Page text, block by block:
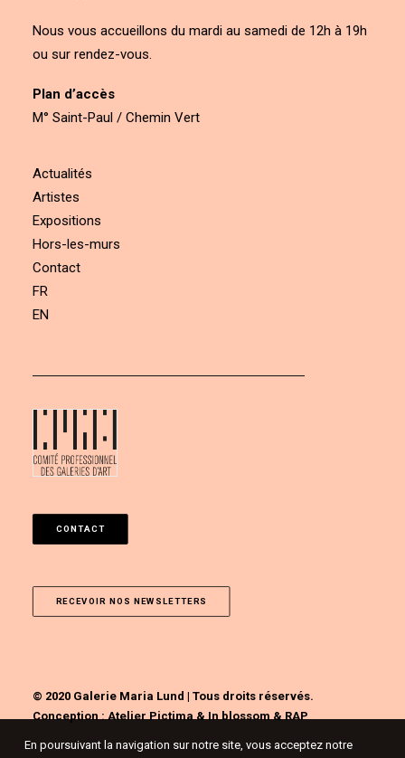
Nous vous accueillons du mardi au samedi de 12h à 19h
ou sur rendez-vous.
Plan d’accès
M° Saint-Paul / Chemin Vert
Actualités
Artistes
Expositions
Hors-les-murs
Contact
FR
EN
CONTACT
RECEVOIR NOS NEWSLETTERS
© 2020 Galerie Maria Lund | Tous droits réservés.
Conception :Atelier Pictima&In blossom&RAP
En poursuivant la navigation sur notre site, vous acceptez notre